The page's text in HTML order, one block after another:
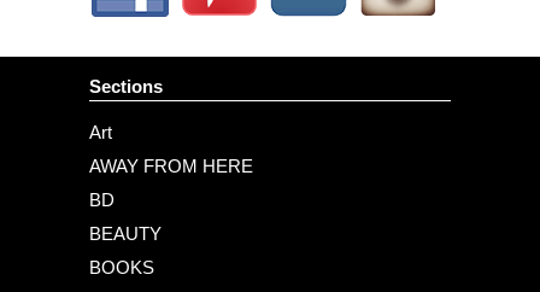
Sections
Art
AWAY FROM HERE
BD
BEAUTY
BOOKS